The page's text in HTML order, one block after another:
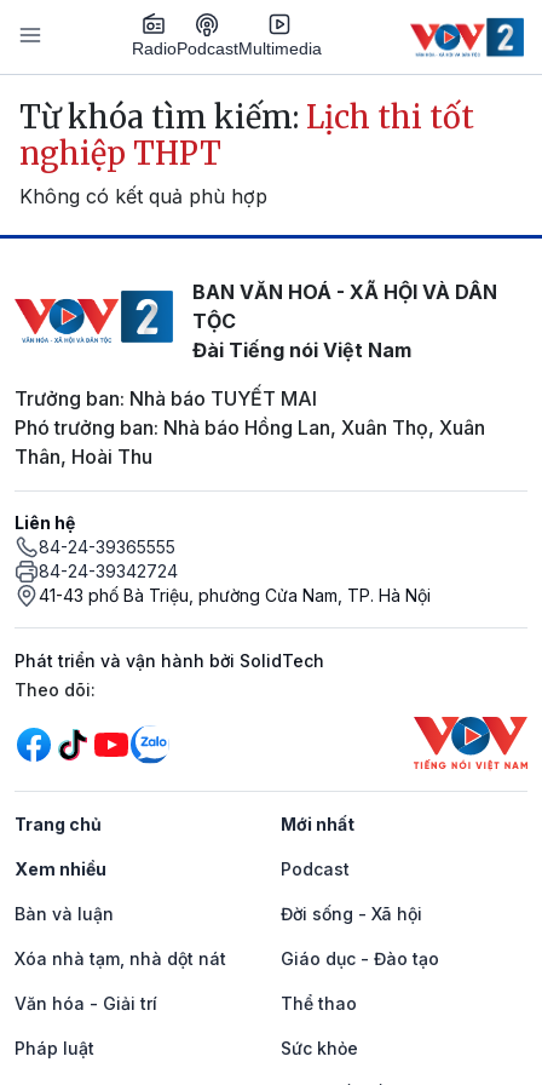
Nhảy đến nội dung
RadioPodcastMultimedia
Main navigation
Từ khóa tìm kiếm: Lịch thi tốt
nghiệp THPT
Không có kết quả phù hợp
BAN VĂN HOÁ - XÃ HỘI VÀ DÂN
TỘC
Đài Tiếng nói Việt Nam
Trưởng ban: Nhà báo TUYẾT MAI
Phó trưởng ban: Nhà báo Hồng Lan, Xuân Thọ, Xuân
Thân, Hoài Thu
Liên hệ
84-24-39365555
84-24-39342724
41-43 phố Bà Triệu, phường Cửa Nam, TP. Hà Nội
Phát triển và vận hành bởi SolidTech
Mạng xã hội
Theo dõi:
Trang chủ Mới nhất
Xem nhiều Podcast
Bàn và luận Đời sống - Xã hội
Xóa nhà tạm, nhà dột nát Giáo dục - Đào tạo
Văn hóa - Giải trí Thể thao
Pháp luật Sức khỏe